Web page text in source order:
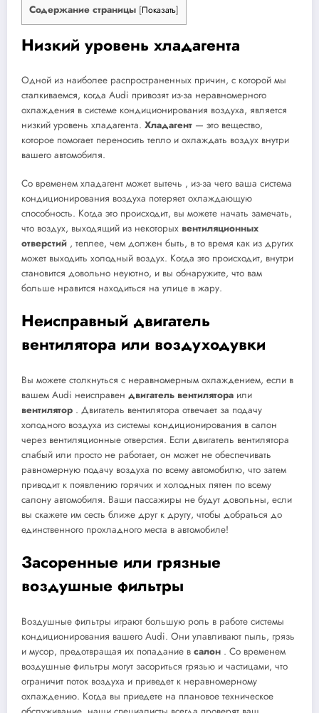
Содержание страницы [Показать]
Низкий уровень хладагента
Одной из наиболее распространенных причин, с которой мы
сталкиваемся, когда Audi привозят из-за неравномерного
охлаждения в системе кондиционирования воздуха, является
низкий уровень хладагента. Хладагент — это вещество,
которое помогает переносить тепло и охлаждать воздух внутри
вашего автомобиля.
Со временем хладагент может вытечь , из-за чего ваша система
кондиционирования воздуха потеряет охлаждающую
способность. Когда это происходит, вы можете начать замечать,
что воздух, выходящий из некоторых вентиляционных
отверстий , теплее, чем должен быть, в то время как из других
может выходить холодный воздух. Когда это происходит, внутри
становится довольно неуютно, и вы обнаружите, что вам
больше нравится находиться на улице в жару.
Неисправный двигатель
вентилятора или воздуходувки
Вы можете столкнуться с неравномерным охлаждением, если в
вашем Audi неисправен двигатель вентилятора или
вентилятор . Двигатель вентилятора отвечает за подачу
холодного воздуха из системы кондиционирования в салон
через вентиляционные отверстия. Если двигатель вентилятора
слабый или просто не работает, он может не обеспечивать
равномерную подачу воздуха по всему автомобилю, что затем
приводит к появлению горячих и холодных пятен по всему
салону автомобиля. Ваши пассажиры не будут довольны, если
вы скажете им сесть ближе друг к другу, чтобы добраться до
единственного прохладного места в автомобиле!
Засоренные или грязные
воздушные фильтры
Воздушные фильтры играют большую роль в работе системы
кондиционирования вашего Audi. Они улавливают пыль, грязь
и мусор, предотвращая их попадание в салон . Со временем
воздушные фильтры могут засориться грязью и частицами, что
ограничит поток воздуха и приведет к неравномерному
охлаждению. Когда вы приедете на плановое техническое